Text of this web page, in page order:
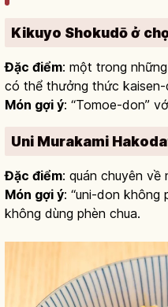
Kikuyo Shokudō ở
Đặc điểm: một trong
có thể thưởng thức kaisen-
Món gợi ý: “Tomoe-don”
Uni Murakami
Đặc điểm: quán chuyên về
Món gợi ý: “uni-don không
không dùng phèn chua.